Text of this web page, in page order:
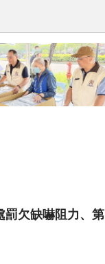
罰欠缺嚇阻力、第